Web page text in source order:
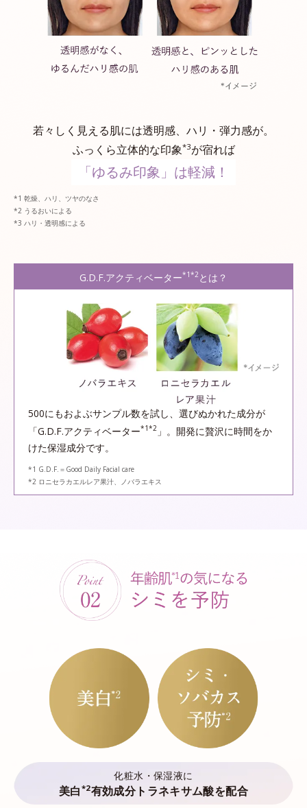
若々しく見える肌には透明感、ハリ・弾力感が。
ふっくら立体的な印象*3が宿れば
「ゆるみ印象」は軽減！
乾燥、ハリ、ツヤのなさ
うるおいによる
ハリ・透明感による
G.D.F.アクティベーター*1*2 とは？
500にもおよぶサンプル数を試し、選びぬかれた成分が
「G.D.F.アクティベーター*1*2 」。開発に贅沢に時間をか
けた保湿成分です。
*1 G.D.F.＝Good Daily Facial care
*2 ロニセラカエルレア果汁、ノバラエキス
化粧水・保湿液に
美白 *2有効成分トラネキサム酸を配合